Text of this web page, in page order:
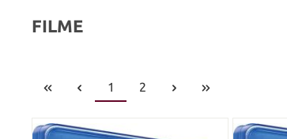
FILME
1 2